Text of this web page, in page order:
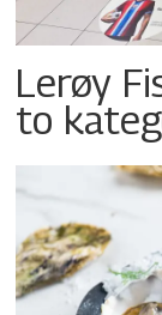
Lerøy
to